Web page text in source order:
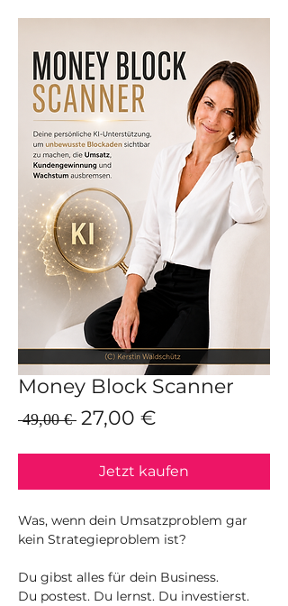
Money Block Scanner
49,00 € Standardpreis
27,00 €
Jetzt kaufen
Was, wenn dein Umsatzproblem gar
kein Strategieproblem ist?
Du gibst alles für dein Business.
Du postest. Du lernst. Du investierst.